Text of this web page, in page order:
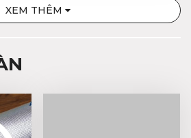
XEM THÊM